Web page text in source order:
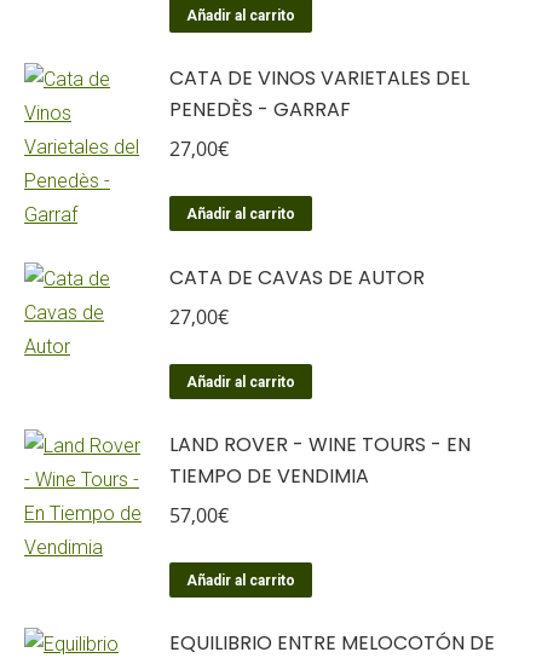
Añadir al carrito
CATA DE VINOS VARIETALES DEL
PENEDÈS - GARRAF
27,00€
Añadir al carrito
CATA DE CAVAS DE AUTOR
27,00€
Añadir al carrito
LAND ROVER - WINE TOURS - EN
TIEMPO DE VENDIMIA
57,00€
Añadir al carrito
EQUILIBRIO ENTRE MELOCOTÓN DE